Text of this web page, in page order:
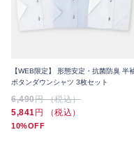
【WEB限定】 形態安定・抗菌防臭 半袖
ボタンダウンシャツ 3枚セット
6,490円 （税込）
5,841 円 （税込）
10%OFF